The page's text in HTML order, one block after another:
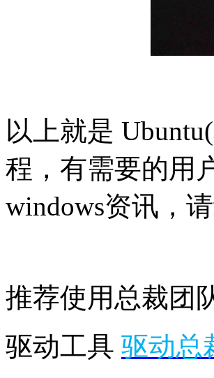
以上就是
程，有需要的用
windows资讯，
推荐使用总裁团
驱动工具 驱动总